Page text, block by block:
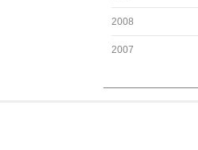
2008
2007